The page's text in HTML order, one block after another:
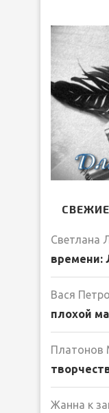
Светлана
времени:
Вася
плохой
Платонов
Жанна к